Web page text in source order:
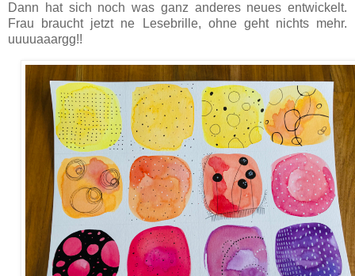
Dann hat sich noch was ganz anderes neues entwickelt.
Frau braucht jetzt ne Lesebrille, ohne geht nichts mehr.
uuuuaaargg!!